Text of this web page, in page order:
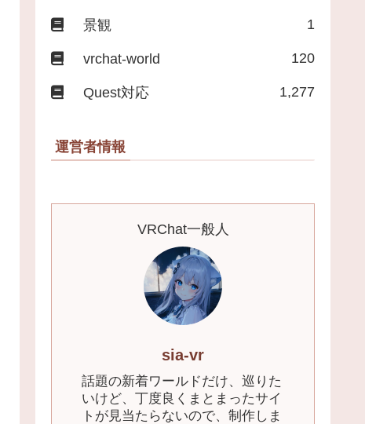
景観 1
vrchat-world 120
Quest対応 1,277
運営者情報
VRChat一般人
sia-vr
話題の新着ワールドだけ、巡りた
いけど、丁度良くまとまったサイ
トが見当たらないので、制作しま